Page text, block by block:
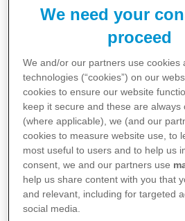
Ortaokulu açıldı. 12
modern eğitim imkanları
çocukların eğitim
devam etmesini
Açılış törenine Ahbap
Türkiye Ülke Başkanı
ekibi ile bölge
We need your
proceed
We and/or our partners use cookies
technologies (“cookies”) on our
cookies to ensure our website
keep it secure and these are always
(where applicable), we (and our
cookies to measure website use, to
most useful to users and to help us
consent, we and our partners use
help us share content with you that
and relevant, including for targeted
social media.